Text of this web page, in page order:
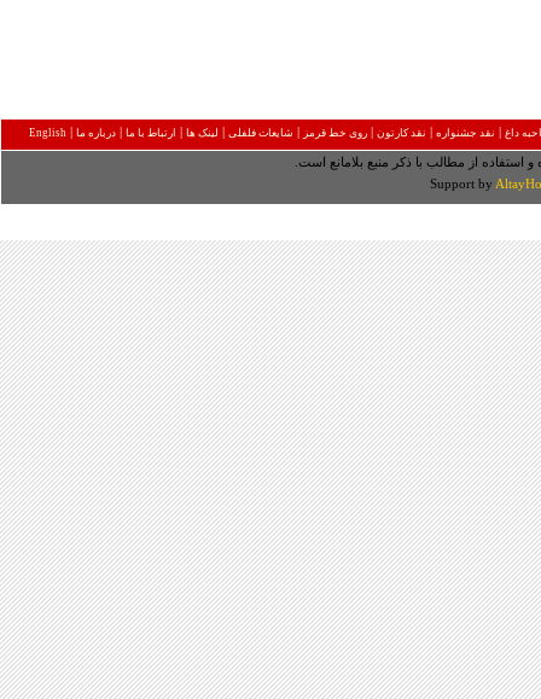
داغ | نقد جشنواره | نقد کارتون |روی خط قرمز | شایعات فلفلی | لینک ها | ارتباط با ما |درباره ما |
English
و استفاده از مطالب با ذکر منبع بلامانع است.
Support by